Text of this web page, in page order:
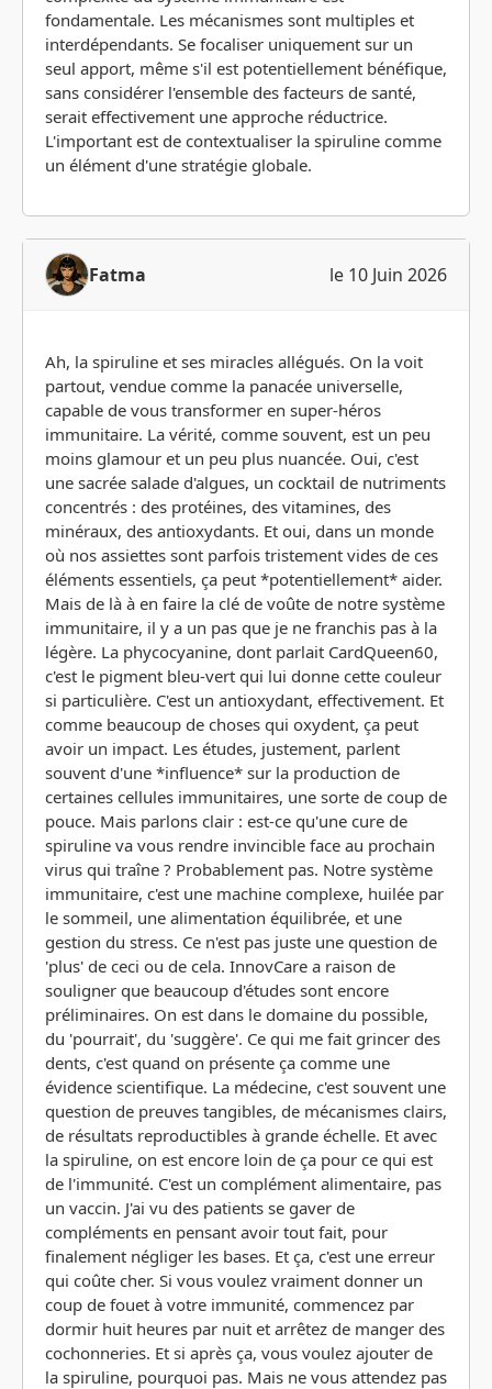
fondamentale. Les mécanismes sont multiples et
interdépendants. Se focaliser uniquement sur un
seul apport, même s'il est potentiellement bénéfique,
sans considérer l'ensemble des facteurs de santé,
serait effectivement une approche réductrice.
L'important est de contextualiser la spiruline comme
un élément d'une stratégie globale.
Fatma le 10 Juin 2026
Ah, la spiruline et ses miracles allégués. On la voit
partout, vendue comme la panacée universelle,
capable de vous transformer en super-héros
immunitaire. La vérité, comme souvent, est un peu
moins glamour et un peu plus nuancée. Oui, c'est
une sacrée salade d'algues, un cocktail de nutriments
concentrés : des protéines, des vitamines, des
minéraux, des antioxydants. Et oui, dans un monde
où nos assiettes sont parfois tristement vides de ces
éléments essentiels, ça peut *potentiellement* aider.
Mais de là à en faire la clé de voûte de notre système
immunitaire, il y a un pas que je ne franchis pas à la
légère. La phycocyanine, dont parlait CardQueen60,
c'est le pigment bleu-vert qui lui donne cette couleur
si particulière. C'est un antioxydant, effectivement. Et
comme beaucoup de choses qui oxydent, ça peut
avoir un impact. Les études, justement, parlent
souvent d'une *influence* sur la production de
certaines cellules immunitaires, une sorte de coup de
pouce. Mais parlons clair : est-ce qu'une cure de
spiruline va vous rendre invincible face au prochain
virus qui traîne ? Probablement pas. Notre système
immunitaire, c'est une machine complexe, huilée par
le sommeil, une alimentation équilibrée, et une
gestion du stress. Ce n'est pas juste une question de
'plus' de ceci ou de cela. InnovCare a raison de
souligner que beaucoup d'études sont encore
préliminaires. On est dans le domaine du possible,
du 'pourrait', du 'suggère'. Ce qui me fait grincer des
dents, c'est quand on présente ça comme une
évidence scientifique. La médecine, c'est souvent une
question de preuves tangibles, de mécanismes clairs,
de résultats reproductibles à grande échelle. Et avec
la spiruline, on est encore loin de ça pour ce qui est
de l'immunité. C'est un complément alimentaire, pas
un vaccin. J'ai vu des patients se gaver de
compléments en pensant avoir tout fait, pour
finalement négliger les bases. Et ça, c'est une erreur
qui coûte cher. Si vous voulez vraiment donner un
coup de fouet à votre immunité, commencez par
dormir huit heures par nuit et arrêtez de manger des
cochonneries. Et si après ça, vous voulez ajouter de
la spiruline, pourquoi pas. Mais ne vous attendez pas